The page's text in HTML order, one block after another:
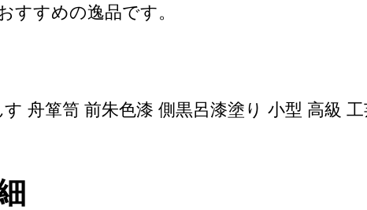
すすめの逸品です。
舟箪笥 前朱色漆 側黒呂漆塗り 小型 高級 工